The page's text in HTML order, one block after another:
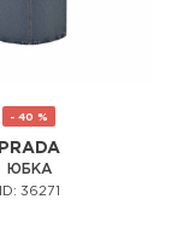
- 40 %
PRADA
ЮБКА
ID: 36271